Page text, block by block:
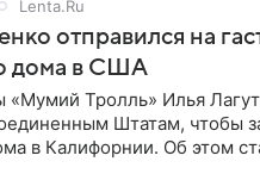
Lenta.Ru
отправился на
дома в США
«Мумий Тролль» Илья
Штатам, чтобы
в Калифорнии. Об этом